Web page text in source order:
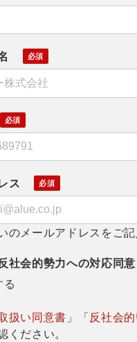
ス
のメールアドレスをご記
社会的勢力への対応同意
る
扱い同意書 」「反社会
ください。